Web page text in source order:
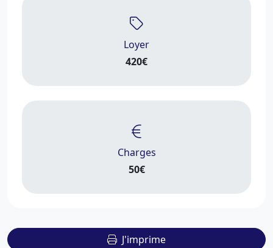
Loyer
420€
Charges
50€
J'imprime